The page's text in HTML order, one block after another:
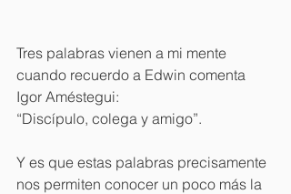
Tres palabras vienen a mi mente
cuando recuerdo a Edwin comenta
Igor Améstegui:
“Discípulo, colega y amigo”.
Y es que estas palabras precisamente
nos permiten conocer un poco más la